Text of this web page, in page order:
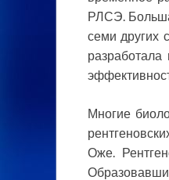
РЛСЭ.
семи других
Многие
Оже.